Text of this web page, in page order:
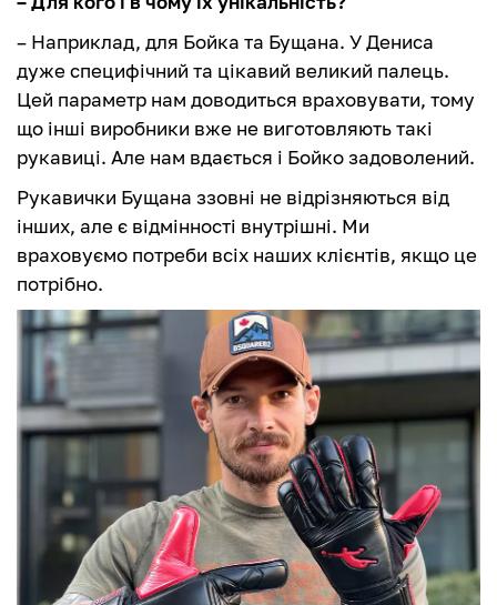
– Наприклад, для Бойка та Бущана. У Дениса
дуже специфічний та цікавий великий палець.
Цей параметр нам доводиться враховувати, тому
що інші виробники вже не виготовляють такі
рукавиці. Але нам вдається і Бойко задоволений.
Рукавички Бущана ззовні не відрізняються від
інших, але є відмінності внутрішні. Ми
враховуємо потреби всіх наших клієнтів, якщо це
потрібно.